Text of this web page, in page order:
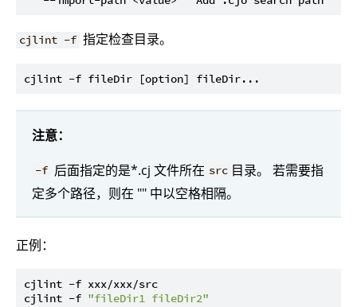
cjlint -f 指定检查目录。
注意：
-f 后面指定的是*.cj 文件所在 src 目录。 若需要指
定多个路径，则在 "" 中以空格相隔。
正例：
cjlint -f xxx/xxx/src
cjlint -f "fileDir1 fileDir2"